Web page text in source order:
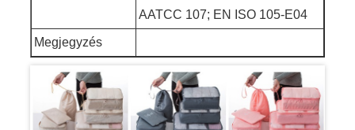
AATCC 107; EN ISO 105-E04
Megjegyzés